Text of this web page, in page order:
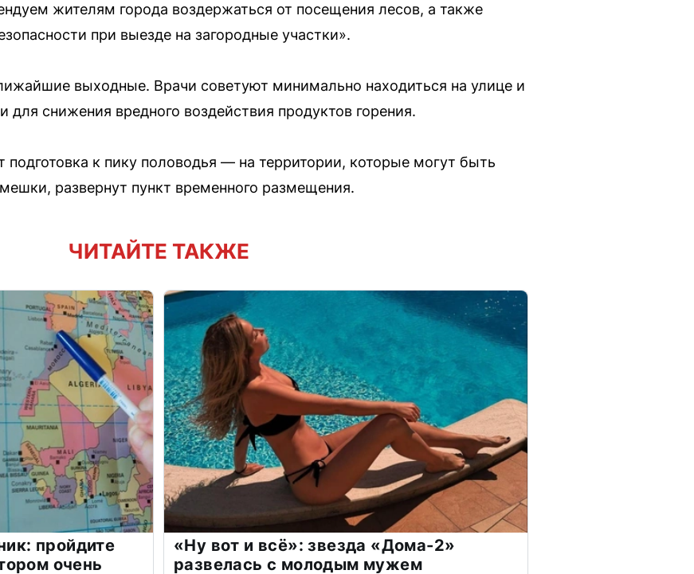
жителям города воздержаться от посещения лесов, а также
при выезде на загородные участки».
выходные. Врачи советуют минимально находиться на улице и
для снижения вредного воздействия продуктов горения.
к пику половодья — на территории, которые могут быть
развернут пункт временного размещения.
ЧИТАЙТЕ ТАКЖЕ
пройдите
очень
«Ну вот и всё»: звезда «Дома-2»
развелась с молодым мужем